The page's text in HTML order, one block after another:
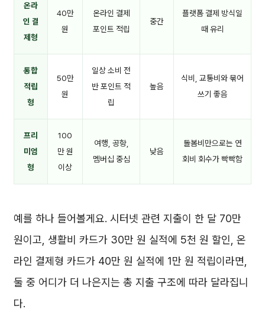
온라
인 결
제형
40만
원
온라인 결제
포인트 적립
중간
플랫폼 결제 방식일
때 유리
통합
적립
형
50만
원
일상 소비 전
반 포인트 적
립
높음
식비, 교통비와 묶어
쓰기 좋음
프리
미엄
형
100
만 원
이상
여행, 공항,
멤버십 중심
낮음
돌봄비만으로는 연
회비 회수가 빡빡함
예를 하나 들어볼게요. 시터넷 관련 지출이 한 달 70만
원이고, 생활비 카드가 30만 원 실적에 5천 원 할인, 온
라인 결제형 카드가 40만 원 실적에 1만 원 적립이라면,
둘 중 어디가 더 나은지는 총 지출 구조에 따라 달라집니
다.